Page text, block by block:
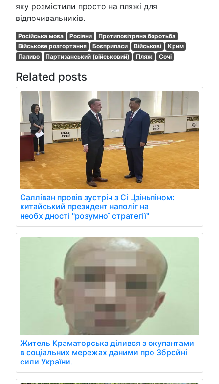
яку розмістили просто на пляжі для
відпочивальників.
Російська мова Росіяни
Протиповітряна боротьба
Військове розгортання
Боєприпаси Військові
Крим
Паливо
Партизанський (військовий) Пляж Сочі
Related posts
Салліван провів зустріч з Сі Цзіньпіном:
китайський президент наполіг на
необхідності "розумної стратегії"
Житель Краматорська ділився з окупантами
в соціальних мережах даними про Збройні
сили України.